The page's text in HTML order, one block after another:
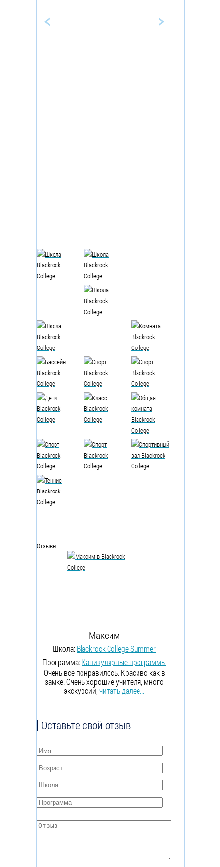
Отзывы
Максим
Школа:Blackrock College Summer
Программа:Каникулярные программы
Очень все понравилось. Красиво как в
замке. Очень хорошие учителя, много
экскурсий, читать далее...
Оставьте свой отзыв
Имя*
Возраст*
Школа*
Программа*
Отзыв*